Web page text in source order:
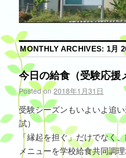
MONTHLY ARCHIVES: 1月
今日の給食（受験応援
Posted on 2018年1月31日
受験シーズンもいよいよ追
試）
「縁起を担ぐ」だけでなく
メニューを学校給食共同調